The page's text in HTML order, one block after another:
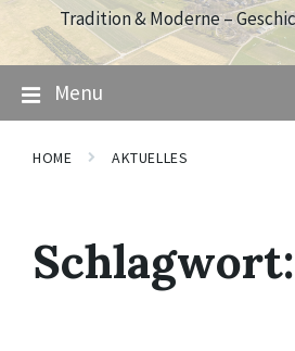
Tradition & Moderne –
Menu
HOME AKTUELLES
Schlagwort: